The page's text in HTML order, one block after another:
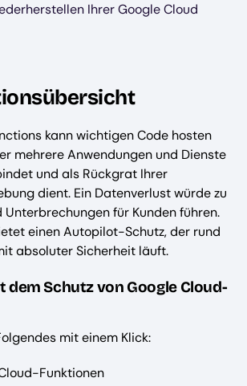
Ihrer Google Cloud
kann wichtigen Code hosten
mehrere Anwendungen und Dienste
und als Rückgrat Ihrer
dient. Ein Datenverlust würde zu
für Kunden führen.
einen Autopilot-Schutz, der rund
absoluter Sicherheit läuft.
dem Schutz von Google Cloud-
mit einem Klick:
Funktionen